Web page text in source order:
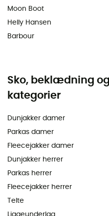
Moon Boot
Helly Hansen
Barbour
Sko, beklædning
kategorier
Dunjakker damer
Parkas damer
Fleecejakker damer
Dunjakker herrer
Parkas herrer
Fleecejakker herrer
Telte
Liggeunderlag